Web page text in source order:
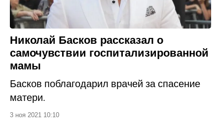
Николай Басков рассказал о
самочувствии госпитализированной
мамы
Басков поблагодарил врачей за спасение
матери.
3 ноя 2021 10:10